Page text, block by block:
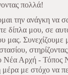
πολλά!
την ανάγκη να
δίπλα μου, σε
μας. Συνεχίζουμε
Νέα Αρχή - Τόπος
μέρα με στόχο να